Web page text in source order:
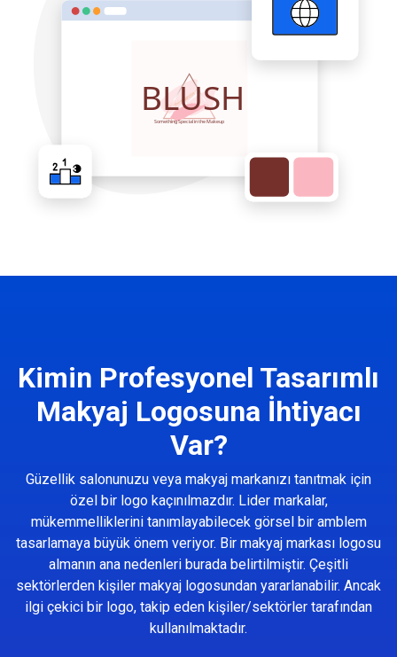
Kimin Profesyonel Tasarımlı
Makyaj Logosuna İhtiyacı
Var?
Güzellik salonunuzu veya makyaj markanızı tanıtmak için
özel bir logo kaçınılmazdır. Lider markalar,
mükemmelliklerini tanımlayabilecek görsel bir amblem
tasarlamaya büyük önem veriyor. Bir makyaj markası logosu
almanın ana nedenleri burada belirtilmiştir. Çeşitli
sektörlerden kişiler makyaj logosundan yararlanabilir. Ancak
ilgi çekici bir logo, takip eden kişiler/sektörler tarafından
kullanılmaktadır.